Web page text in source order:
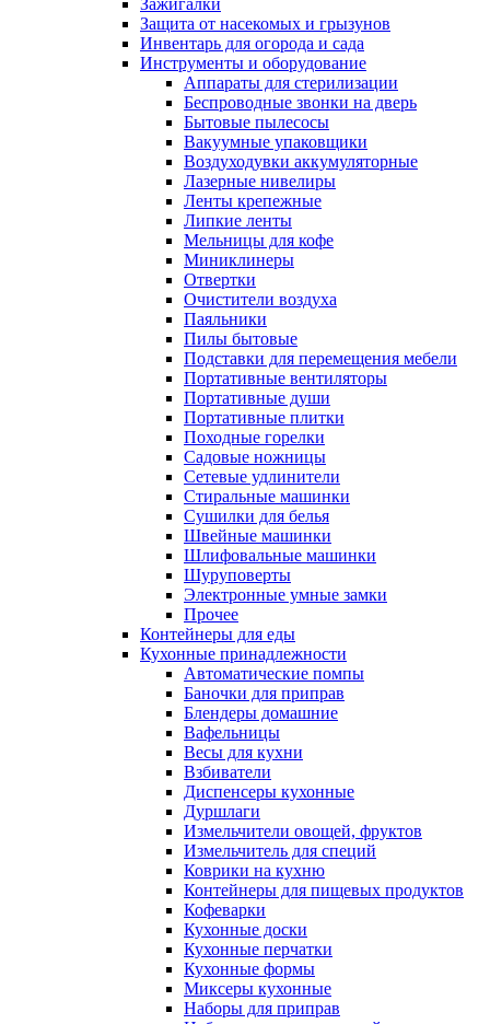
Зажигалки
Защита от насекомых и грызунов
Инвентарь для огорода и сада
Инструменты и оборудование
Аппараты для стерилизации
Беспроводные звонки на дверь
Бытовые пылесосы
Вакуумные упаковщики
Воздуходувки аккумуляторные
Лазерные нивелиры
Ленты крепежные
Липкие ленты
Мельницы для кофе
Миниклинеры
Отвертки
Очистители воздуха
Паяльники
Пилы бытовые
Подставки для перемещения мебели
Портативные вентиляторы
Портативные души
Портативные плитки
Походные горелки
Садовые ножницы
Сетевые удлинители
Стиральные машинки
Сушилки для белья
Швейные машинки
Шлифовальные машинки
Шуруповерты
Электронные умные замки
Прочее
Контейнеры для еды
Кухонные принадлежности
Автоматические помпы
Баночки для приправ
Блендеры домашние
Вафельницы
Весы для кухни
Взбиватели
Диспенсеры кухонные
Дуршлаги
Измельчители овощей, фруктов
Измельчитель для специй
Коврики на кухню
Контейнеры для пищевых продуктов
Кофеварки
Кухонные доски
Кухонные перчатки
Кухонные формы
Миксеры кухонные
Наборы для приправ